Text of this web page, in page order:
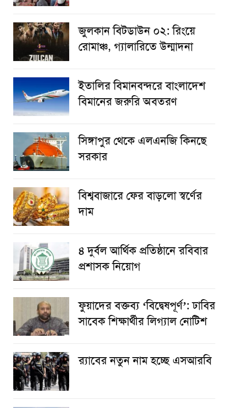
জুলকান বিটডাউন ০২: রিংয়ে
রোমাঞ্চ, গ্যালারিতে উন্মাদনা
ইতালির বিমানবন্দরে বাংলাদেশ
বিমানের জরুরি অবতরণ
সিঙ্গাপুর থেকে এলএনজি কিনছে
সরকার
বিশ্ববাজারে ফের বাড়লো স্বর্ণের
দাম
৪ দুর্বল আর্থিক প্রতিষ্ঠানে রবিবার
প্রশাসক নিয়োগ
ফুয়াদের বক্তব্য ‘বিদ্বেষপূর্ণ’: ঢাবির
সাবেক শিক্ষার্থীর লিগ্যাল নোটিশ
র‌্যাবের নতুন নাম হচ্ছে এসআরবি